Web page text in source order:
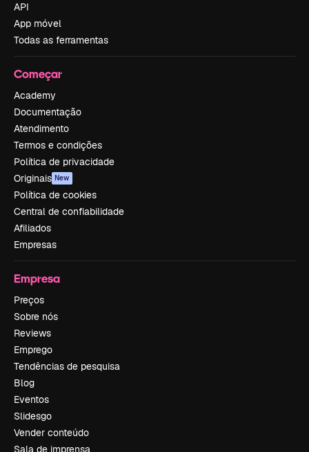
API
App móvel
Todas as ferramentas
Começar
Academy
Documentação
Atendimento
Termos e condições
Política de privacidade
Originais New
Política de cookies
Central de confiabilidade
Afiliados
Empresas
Empresa
Preços
Sobre nós
Reviews
Emprego
Tendências de pesquisa
Blog
Eventos
Slidesgo
Vender conteúdo
Sala de imprensa